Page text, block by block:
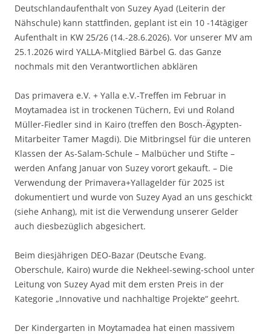
Deutschlandaufenthalt von Suzey Ayad (Leiterin der
Nähschule) kann stattfinden, geplant ist ein 10 -14tägiger
Aufenthalt in KW 25/26 (14.-28.6.2026). Vor unserer MV am
25.1.2026 wird YALLA-Mitglied Bärbel G. das Ganze
nochmals mit den Verantwortlichen abklären
Das primavera e.V. + Yalla e.V.-Treffen im Februar in
Moytamadea ist in trockenen Tüchern, Evi und Roland
Müller-Fiedler sind in Kairo (treffen den Bosch-Ägypten-
Mitarbeiter Tamer Magdi). Die Mitbringsel für die unteren
Klassen der As-Salam-Schule – Malbücher und Stifte –
werden Anfang Januar von Suzey vorort gekauft. – Die
Verwendung der Primavera+Yallagelder für 2025 ist
dokumentiert und wurde von Suzey Ayad an uns geschickt
(siehe Anhang), mit ist die Verwendung unserer Gelder
auch diesbezüglich abgesichert.
Beim diesjährigen DEO-Bazar (Deutsche Evang.
Oberschule, Kairo) wurde die Nekheel-sewing-school unter
Leitung von Suzey Ayad mit dem ersten Preis in der
Kategorie „Innovative und nachhaltige Projekte“ geehrt.
Der Kindergarten in Moytamadea hat einen massivem